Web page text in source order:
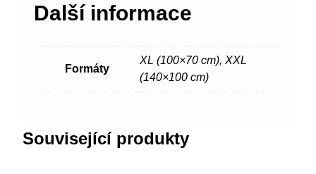
Další informace
Formáty
XL (100×70 cm), XXL
(140×100 cm)
Související produkty